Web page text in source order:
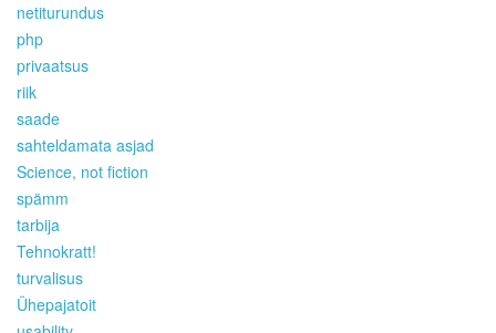
netiturundus
php
privaatsus
riik
saade
sahteldamata asjad
Science, not fiction
spämm
tarbija
Tehnokratt!
turvalisus
Ühepajatoit